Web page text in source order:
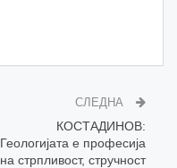
СЛЕДНА
КОСТАДИНОВ:
Геологијата е професија
на стрпливост, стручност